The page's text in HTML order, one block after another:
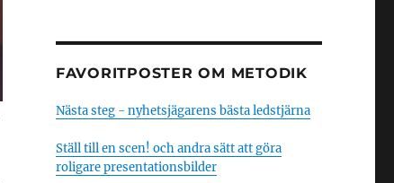
FAVORITPOSTER OM METODIK
Nästa steg - nyhetsjägarens bästa ledstjärna
Ställ till en scen! och andra sätt att göra
roligare presentationsbilder